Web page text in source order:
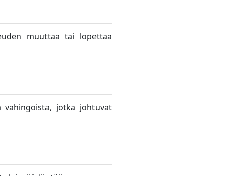
muuttaa tai lopettaa
vahingoista, jotka johtuvat